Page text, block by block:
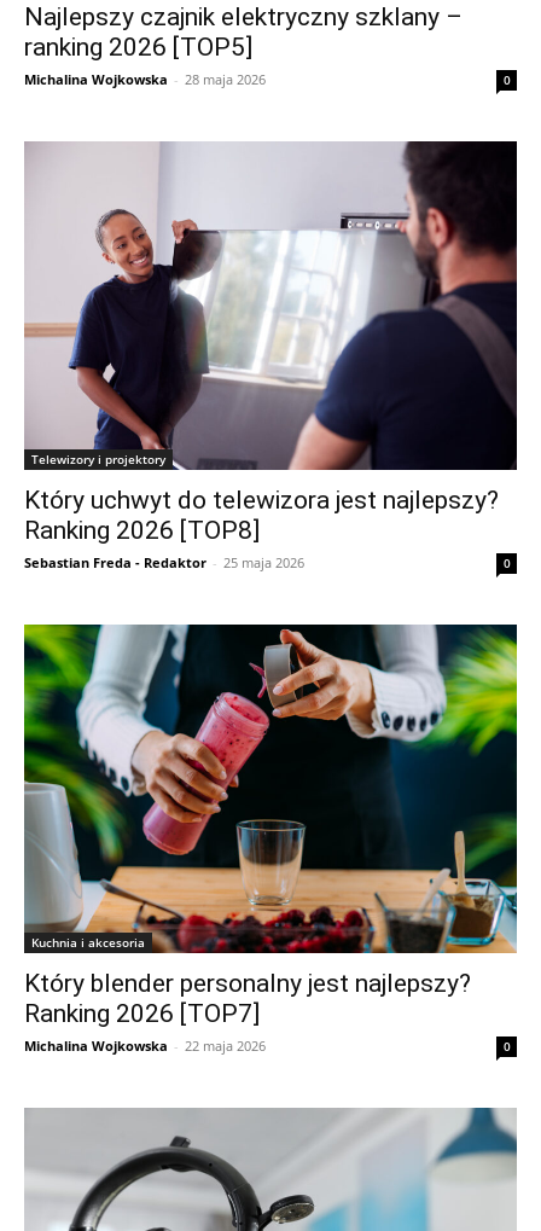
Najlepszy czajnik elektryczny szklany –
ranking 2026 [TOP5]
Michalina Wojkowska - 28 maja 2026 0
Telewizory i projektory
Który uchwyt do telewizora jest najlepszy?
Ranking 2026 [TOP8]
Sebastian Freda - Redaktor - 25 maja 2026 0
Kuchnia i akcesoria
Który blender personalny jest najlepszy?
Ranking 2026 [TOP7]
Michalina Wojkowska - 22 maja 2026 0